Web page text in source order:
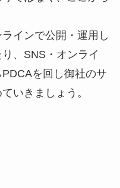
インで公開・運用し
、SNS・オンライ
を回し御社のサ
いきましょう。